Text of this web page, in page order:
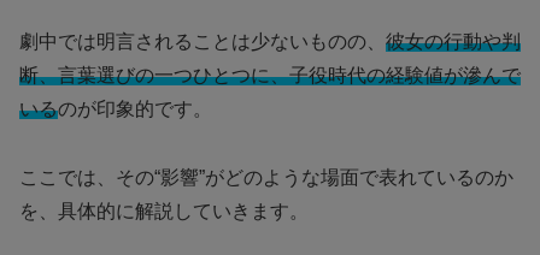
劇中では明言されることは少ないものの、 彼女の行動や判
断、言葉選びの一つひとつに、子役時代の経験値が滲んで
いるのが印象的です。
ここでは、その“影響”がどのような場面で表れているのか
を、具体的に解説していきます。